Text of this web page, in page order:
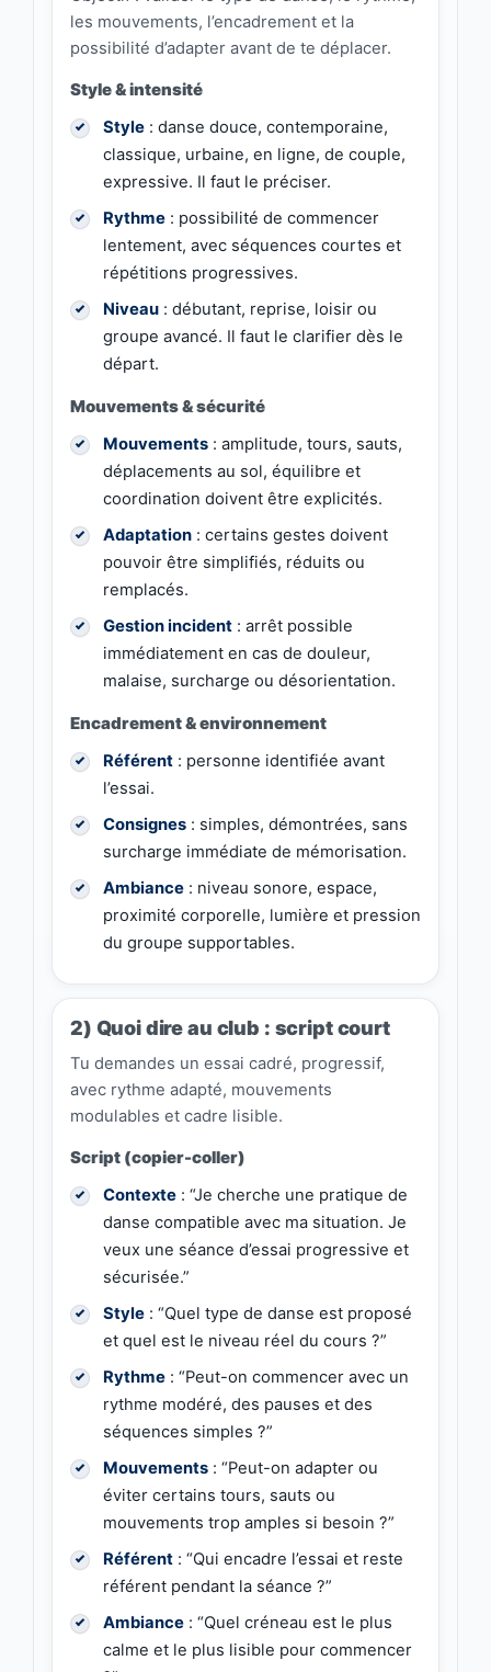
les mouvements, l’encadrement et la
possibilité d’adapter avant de te déplacer.
Style & intensité
Style : danse douce, contemporaine,
classique, urbaine, en ligne, de couple,
expressive. Il faut le préciser.
Rythme : possibilité de commencer
lentement, avec séquences courtes et
répétitions progressives.
Niveau : débutant, reprise, loisir ou
groupe avancé. Il faut le clarifier dès le
départ.
Mouvements & sécurité
Mouvements : amplitude, tours, sauts,
déplacements au sol, équilibre et
coordination doivent être explicités.
Adaptation : certains gestes doivent
pouvoir être simplifiés, réduits ou
remplacés.
Gestion incident : arrêt possible
immédiatement en cas de douleur,
malaise, surcharge ou désorientation.
Encadrement & environnement
Référent : personne identifiée avant
l’essai.
Consignes : simples, démontrées, sans
surcharge immédiate de mémorisation.
Ambiance : niveau sonore, espace,
proximité corporelle, lumière et pression
du groupe supportables.
2) Quoi dire au club : script court
Tu demandes un essai cadré, progressif,
avec rythme adapté, mouvements
modulables et cadre lisible.
Script (copier-coller)
Contexte : “Je cherche une pratique de
danse compatible avec ma situation. Je
veux une séance d’essai progressive et
sécurisée.”
Style : “Quel type de danse est proposé
et quel est le niveau réel du cours ?”
Rythme : “Peut-on commencer avec un
rythme modéré, des pauses et des
séquences simples ?”
Mouvements : “Peut-on adapter ou
éviter certains tours, sauts ou
mouvements trop amples si besoin ?”
Référent : “Qui encadre l’essai et reste
référent pendant la séance ?”
Ambiance : “Quel créneau est le plus
calme et le plus lisible pour commencer